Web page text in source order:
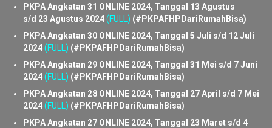
s/d 15 November 2024 (FULL)(#PKPAFHPDariRumahBisa)
PKPA Angkatan 32 ONLINE 2024, Tanggal 20 September
s/d 27 September 2024(FULL)(#PKPAFHPDariRumahBisa)
PKPA Angkatan 31 ONLINE 2024, Tanggal 13 Agustus
s/d 23 Agustus 2024(FULL)(#PKPAFHPDariRumahBisa)
PKPA Angkatan 30 ONLINE 2024, Tanggal 5 Juli s/d 12 Juli
2024(FULL)(#PKPAFHPDariRumahBisa)
PKPA Angkatan 29 ONLINE 2024, Tanggal 31 Mei s/d 7 Juni
2024(FULL)(#PKPAFHPDariRumahBisa)